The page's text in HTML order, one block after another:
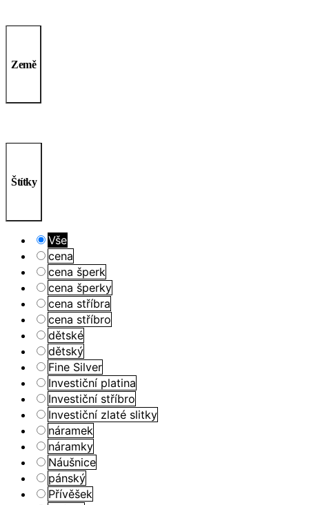
Země
Štítky
Vše
cena
cena šperk
cena šperky
cena stříbra
cena stříbro
dětské
dětský
Fine Silver
Investiční platina
Investiční stříbro
Investiční zlaté slitky
náramek
náramky
Náušnice
pánský
Přívěšek